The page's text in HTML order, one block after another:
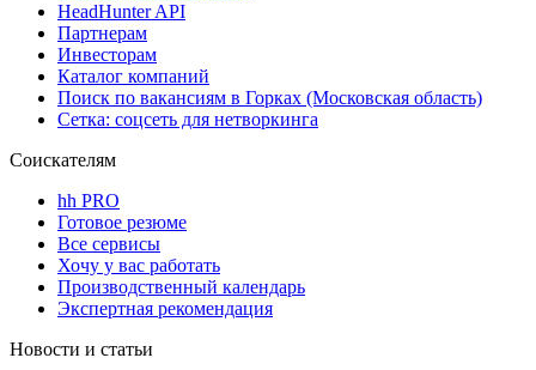
HeadHunter API
Партнерам
Инвесторам
Каталог компаний
Поиск по вакансиям в Горках (Московская область)
Сетка: соцсеть для нетворкинга
Соискателям
hh PRO
Готовое резюме
Все сервисы
Хочу у вас работать
Производственный календарь
Экспертная рекомендация
Новости и статьи